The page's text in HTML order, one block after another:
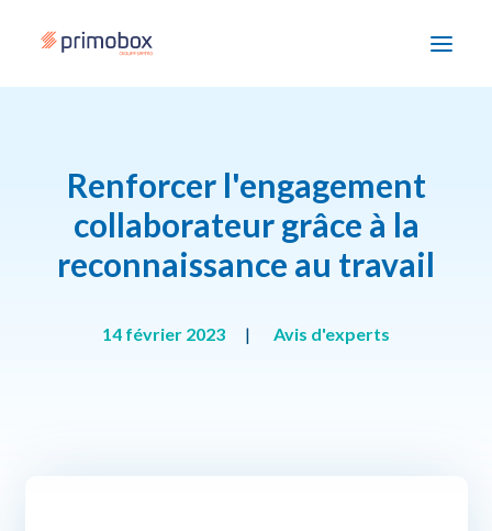
Solutions
Enjeux
Accompagnement
Ressources
Renforcer l'engagement
collaborateur grâce à la
reconnaissance au travail
14 février 2023 | Avis d'experts